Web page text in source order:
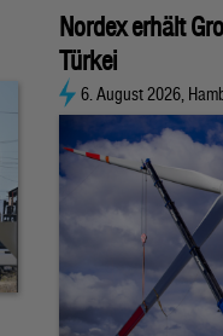
Nordex erhält
Türkei
6. August 2026,